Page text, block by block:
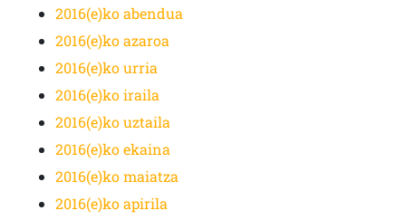
2016(e)ko abendua
2016(e)ko azaroa
2016(e)ko urria
2016(e)ko iraila
2016(e)ko uztaila
2016(e)ko ekaina
2016(e)ko maiatza
2016(e)ko apirila